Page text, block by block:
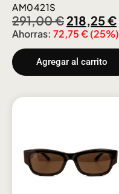
AM0421S
291,00€ 218,25€
Ahorras: 72,75€(25%)
Agregar al carrito